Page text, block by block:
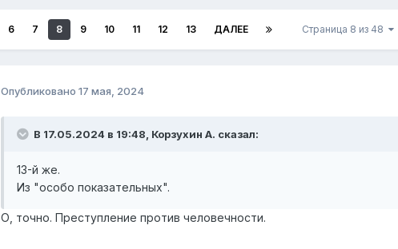
6 7 8 9 10 11 12 13 ДАЛЕЕ Страница 8 из 48
Опубликовано 17 мая, 2024
В 17.05.2024 в 19:48, Корзухин А. сказал:
13-й же.
Из "особо показательных".
О, точно. Преступление против человечности.